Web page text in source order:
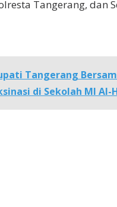
Tangerang, dan
Tangerang
di Sekolah MI Al-